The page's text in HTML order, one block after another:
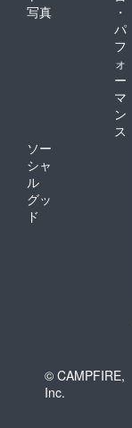
写真
・
パ
フ
ォ
ー
マ
ン
ス
ソー
シャ
ル
グッ
ド
© CAMPFIRE,
Inc.